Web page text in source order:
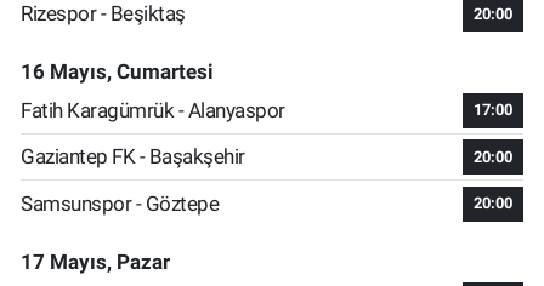
Rizespor - Beşiktaş
20:00
16 Mayıs, Cumartesi
Fatih Karagümrük - Alanyaspor
17:00
Gaziantep FK - Başakşehir 20:00
Samsunspor - Göztepe 20:00
17 Mayıs, Pazar